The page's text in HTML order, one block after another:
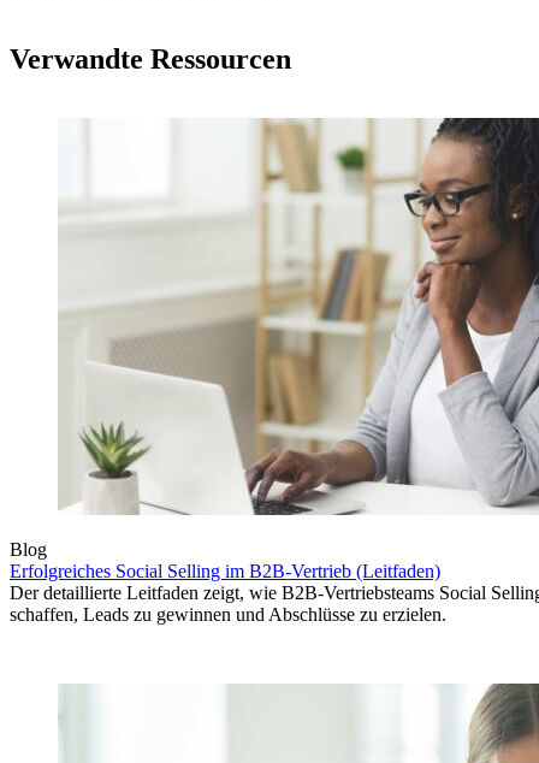
Verwandte Ressourcen
Blog
Erfolgreiches Social Selling im B2B-Vertrieb (Leitfaden)
Der detaillierte Leitfaden zeigt, wie B2B-Vertriebsteams Social
schaffen, Leads zu gewinnen und Abschlüsse zu erzielen.